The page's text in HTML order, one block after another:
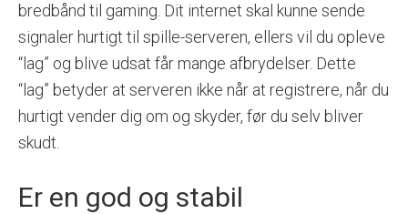
bredbånd til gaming. Dit internet skal kunne sende
signaler hurtigt til spille-serveren, ellers vil du opleve
“lag” og blive udsat får mange afbrydelser. Dette
“lag” betyder at serveren ikke når at registrere, når du
hurtigt vender dig om og skyder, før du selv bliver
skudt.
Er en god og stabil